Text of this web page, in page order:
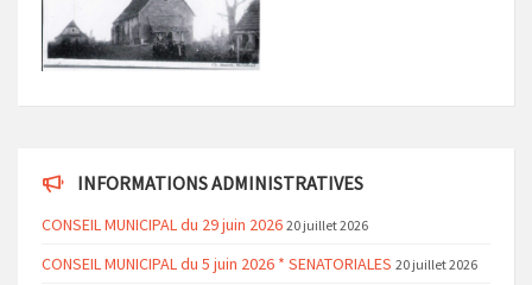
INFORMATIONS ADMINISTRATIVES
CONSEIL MUNICIPAL du 29 juin 2026 20 juillet 2026
CONSEIL MUNICIPAL du 5 juin 2026 * SENATORIALES 20 juillet 2026